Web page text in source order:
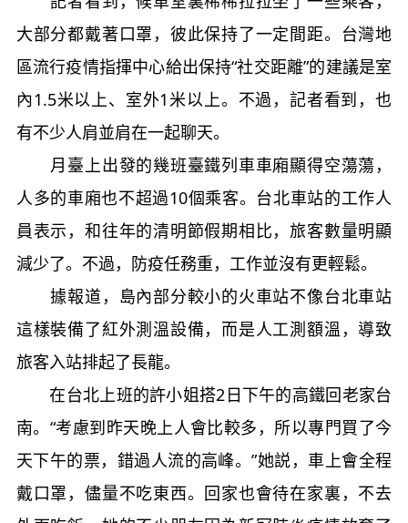
大部分都戴著口罩，彼此保持了一定間距。台灣地
區流行疫情指揮中心給出保持“社交距離”的建議是室
內1.5米以上、室外1米以上。不過，記者看到，也
有不少人肩並肩在一起聊天。
月臺上出發的幾班臺鐵列車車廂顯得空蕩蕩，
人多的車廂也不超過10個乘客。台北車站的工作人
員表示，和往年的清明節假期相比，旅客數量明顯
減少了。不過，防疫任務重，工作並沒有更輕鬆。
據報道，島內部分較小的火車站不像台北車站
這樣裝備了紅外測溫設備，而是人工測額溫，導致
旅客入站排起了長龍。
在台北上班的許小姐搭2日下午的高鐵回老家台
南。“考慮到昨天晚上人會比較多，所以專門買了今
天下午的票，錯過人流的高峰。”她説，車上會全程
戴口罩，儘量不吃東西。回家也會待在家裏，不去